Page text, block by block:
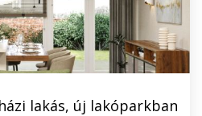
lakás, új lakóparkban